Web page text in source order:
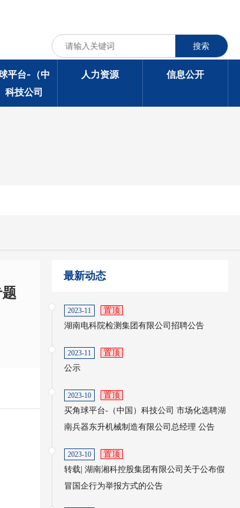
搜索
平台-（中
科技公司
人力资源 信息公开
最新动态
2023-11
置顶
湖南电科院检测集团有限公司招聘公告
2023-11
置顶
公示
2023-10
置顶
买角球平台-（中国）科技公司 市场化选聘湖
南兵器东升机械制造有限公司总经理 公告
2023-10
置顶
转载| 湖南湘科控股集团有限公司关于公布假
冒国企行为举报方式的公告